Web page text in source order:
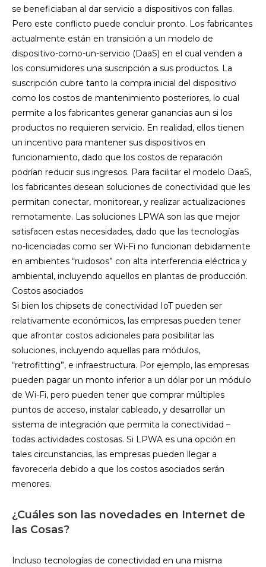
se beneficiaban al dar servicio a dispositivos con fallas.
Pero este conflicto puede concluir pronto. Los fabricantes
actualmente están en transición a un modelo de
dispositivo-como-un-servicio (DaaS) en el cual venden a
los consumidores una suscripción a sus productos. La
suscripción cubre tanto la compra inicial del dispositivo
como los costos de mantenimiento posteriores, lo cual
permite a los fabricantes generar ganancias aun si los
productos no requieren servicio. En realidad, ellos tienen
un incentivo para mantener sus dispositivos en
funcionamiento, dado que los costos de reparación
podrían reducir sus ingresos. Para facilitar el modelo DaaS,
los fabricantes desean soluciones de conectividad que les
permitan conectar, monitorear, y realizar actualizaciones
remotamente. Las soluciones LPWA son las que mejor
satisfacen estas necesidades, dado que las tecnologías
no-licenciadas como ser Wi-Fi no funcionan debidamente
en ambientes “ruidosos” con alta interferencia eléctrica y
ambiental, incluyendo aquellos en plantas de producción.
Costos asociados
Si bien los chipsets de conectividad IoT pueden ser
relativamente económicos, las empresas pueden tener
que afrontar costos adicionales para posibilitar las
soluciones, incluyendo aquellas para módulos,
“retrofitting”, e infraestructura. Por ejemplo, las empresas
pueden pagar un monto inferior a un dólar por un módulo
de Wi-Fi, pero pueden tener que comprar múltiples
puntos de acceso, instalar cableado, y desarrollar un
sistema de integración que permita la conectividad –
todas actividades costosas. Si LPWA es una opción en
tales circunstancias, las empresas pueden llegar a
favorecerla debido a que los costos asociados serán
menores.
¿Cuáles son las novedades en Internet de
las Cosas?
Incluso tecnologías de conectividad en una misma